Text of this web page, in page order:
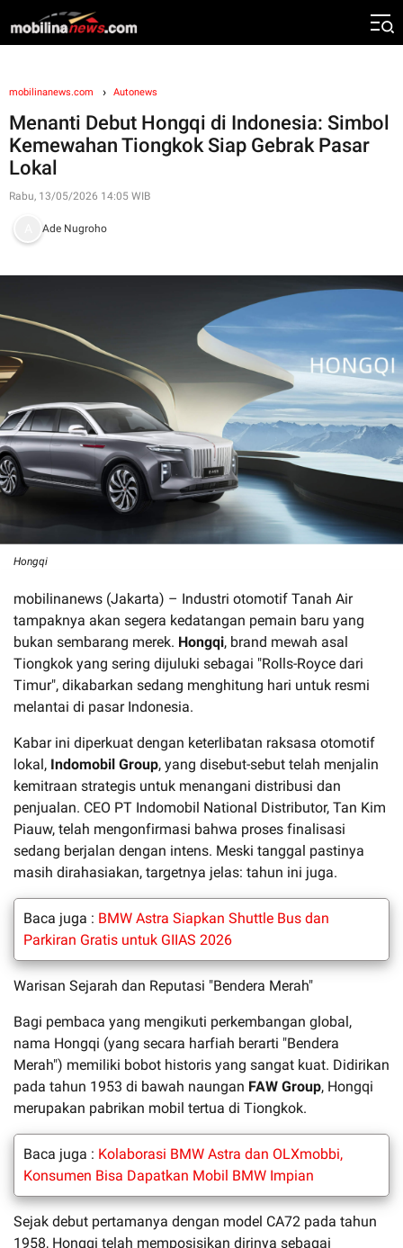
mobilinanews.com Autonews
Menanti Debut Hongqi di Indonesia: Simbol
Kemewahan Tiongkok Siap Gebrak Pasar
Lokal
Rabu, 13/05/2026 14:05 WIB
Ade Nugroho
Hongqi
mobilinanews (Jakarta) – Industri otomotif Tanah Air
tampaknya akan segera kedatangan pemain baru yang
bukan sembarang merek. Hongqi, brand mewah asal
Tiongkok yang sering dijuluki sebagai "Rolls-Royce dari
Timur", dikabarkan sedang menghitung hari untuk resmi
melantai di pasar Indonesia.
Kabar ini diperkuat dengan keterlibatan raksasa otomotif
lokal, Indomobil Group, yang disebut-sebut telah menjalin
kemitraan strategis untuk menangani distribusi dan
penjualan. CEO PT Indomobil National Distributor, Tan Kim
Piauw, telah mengonfirmasi bahwa proses finalisasi
sedang berjalan dengan intens. Meski tanggal pastinya
masih dirahasiakan, targetnya jelas: tahun ini juga.
Baca juga : BMW Astra Siapkan Shuttle Bus dan
Parkiran Gratis untuk GIIAS 2026
Warisan Sejarah dan Reputasi "Bendera Merah"
Bagi pembaca yang mengikuti perkembangan global,
nama Hongqi (yang secara harfiah berarti "Bendera
Merah") memiliki bobot historis yang sangat kuat. Didirikan
pada tahun 1953 di bawah naungan FAW Group, Hongqi
merupakan pabrikan mobil tertua di Tiongkok.
Baca juga : Kolaborasi BMW Astra dan OLXmobbi,
Konsumen Bisa Dapatkan Mobil BMW Impian
Sejak debut pertamanya dengan model CA72 pada tahun
1958, Hongqi telah memposisikan dirinya sebagai